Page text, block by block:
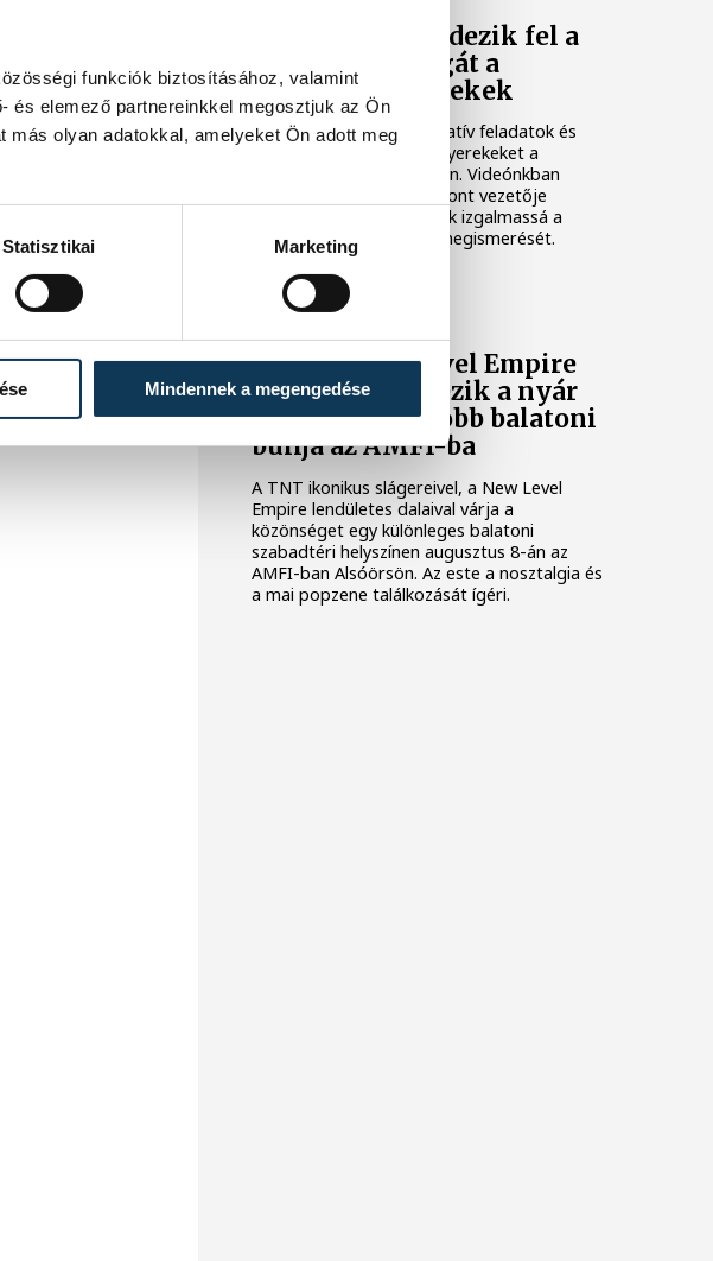
funkciók biztosításához, valamint
és elemező partnereinkkel megosztjuk az Ön
más olyan adatokkal, amelyeket Ön adott meg
Statisztikai Marketing
Mindennek a megengedése
Játék közben fedezik fel a
tudomány világát a
veszprémi gyerekek
Látványos kísérletek, kreatív feladatok és
sok-sok élmény várja a gyerekeket a
veszprémi Tinker Labsben. Videónkban
Balassa Marietta, a központ vezetője
mutatja be, hogyan teszik izgalmassá a
természettudományok megismerését.
TÁMOGATOTT TARTALOM
TNT és New Level Empire
koncerttel érkezik a nyár
egyik legnagyobb balatoni
bulija az AMFI-ba
A TNT ikonikus slágereivel, a New Level
Empire lendületes dalaival várja a
közönséget egy különleges balatoni
szabadtéri helyszínen augusztus 8-án az
AMFI-ban Alsóörsön. Az este a nosztalgia és
a mai popzene találkozását ígéri.